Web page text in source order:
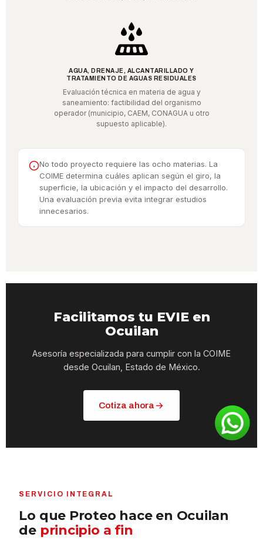
AGUA, DRENAJE, ALCANTARILLADO Y
TRATAMIENTO DE AGUAS RESIDUALES
Evaluación técnica en materia de agua y
saneamiento: factibilidad del organismo
operador (municipio, CAEM, CONAGUA u otro
supuesto aplicable).
No todo proyecto requiere las ocho materias. La
COIME determina cuáles aplican según el giro, la
superficie, la ubicación y el impacto del desarrollo.
Una evaluación previa evita integrar estudios
innecesarios.
Facilitamos tu EVIE en
Ocuilan
Asesoría especializada para cumplir con la COIME
desde Ocuilan, Estado de México.
Cotiza ahora
SERVICIO INTEGRAL
Lo que Proteo hace en Ocuilan
de principio a fin